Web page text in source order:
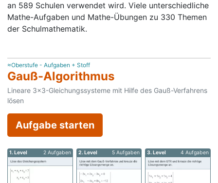
an 589 Schulen verwendet wird. Viele unterschiedliche
Mathe-Aufgaben und Mathe-Übungen zu 330 Themen
der Schulmathematik.
≈Oberstufe - Aufgaben + Stoff
Gauß-Algorithmus
Lineare 3x3-Gleichungssysteme mit Hilfe des Gauß-Verfahrens
lösen
Aufgabe starten
1. Level 2 Aufgaben 2. Level 5 Aufgaben 3. Level 4 Aufgaben